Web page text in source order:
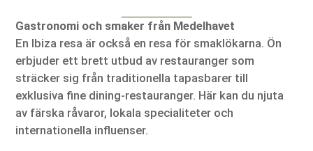
Gastronomi och smaker från Medelhavet
En Ibiza resa är också en resa för smaklökarna. Ön
erbjuder ett brett utbud av restauranger som
sträcker sig från traditionella tapasbarer till
exklusiva fine dining-restauranger. Här kan du njuta
av färska råvaror, lokala specialiteter och
internationella influenser.